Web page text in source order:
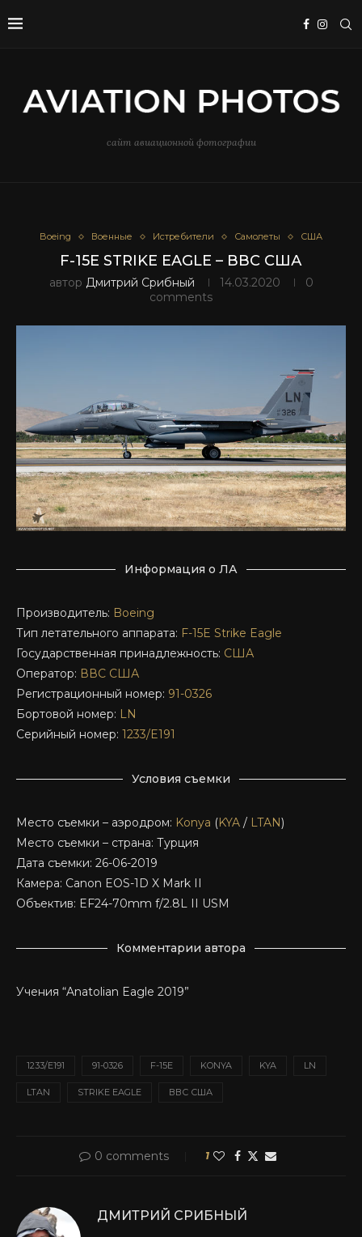
сайт авиационной фотографии
Boeing Военные Истребители Самолеты США
F-15E STRIKE EAGLE – ВВС США
автор Дмитрий Срибный 14.03.2020
0
comments
Информация о ЛА
Производитель: Boeing
Тип летательного аппарата: F-15E Strike Eagle
Государственная принадлежность: США
Оператор: ВВС США
Регистрационный номер: 91-0326
Бортовой номер: LN
Серийный номер: 1233/E191
Условия съемки
Место съемки – аэродром: Konya (KYA / LTAN)
Место съемки – страна: Турция
Дата съемки: 26-06-2019
Камера: Canon EOS-1D X Mark II
Объектив: EF24-70mm f/2.8L II USM
Комментарии автора
Учения “Anatolian Eagle 2019”
1233/E191 91-0326 F-15E KONYA KYA LN
LTAN STRIKE EAGLE ВВС США
0 comments 1
ДМИТРИЙ СРИБНЫЙ